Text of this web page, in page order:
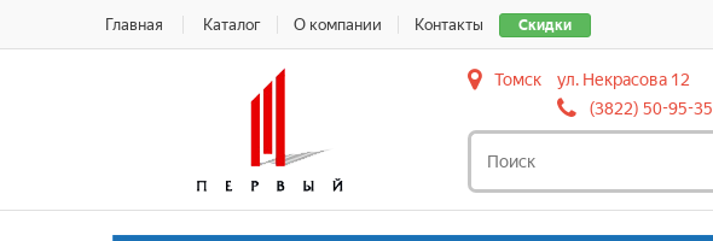
Скидки
Главная Каталог О компании Контакты
Томск
ул. Некрасова 12
(3822) 50-95-35